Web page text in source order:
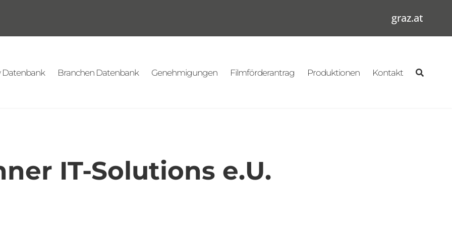
graz.at
Datenbank Branchen Datenbank Genehmigungen Filmförderantrag Produktionen Kontakt
IT-Solutions e.U.